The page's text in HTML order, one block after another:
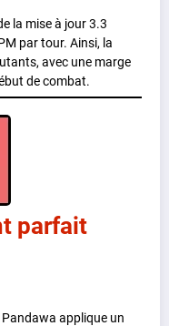
la mise à jour 3.3
par tour. Ainsi, la
avec une marge
de combat.
parfait
Pandawa applique un